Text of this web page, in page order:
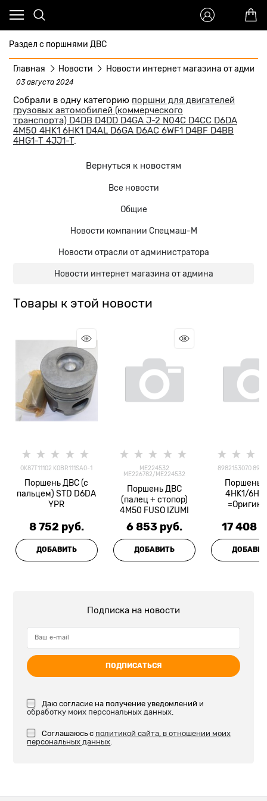
Раздел с поршнями ДВС
Главная Новости Новости интернет магазина от админа
03 августа 2024
Собрали в одну категорию поршни для двигателей
грузовых автомобилей (коммерческого
транспорта) D4DB D4DD D4GA J-2 N04C D4CC D6DA
4M50 4HK1 6HK1 D4AL D6GA D6AC 6WF1 D4BF D4BB
4HG1-T 4JJ1-T.
Вернуться к новостям
Все новости
Общие
Новости компании Спецмаш-М
Новости отрасли от администратора
Новости интернет магазина от админа
Товары к этой новости
0K87T11102 K0BR111SA0-1
Поршень ДВС (с
пальцем) STD D6DA
YPR
8 752 руб.
ДОБАВИТЬ
ME224532
ME226782/ME224532
Поршень ДВС
(палец + стопор)
4M50 FUSO IZUMI
6 853 руб.
ДОБАВИТЬ
8982153070
Поршень
4HK1/
17 408
Подписка на новости
ПОДПИСАТЬСЯ
Даю согласие на получение уведомлений и
обработку моих персональных данных
Соглашаюсь с политикой сайта, в отношении моих
персональных данных.